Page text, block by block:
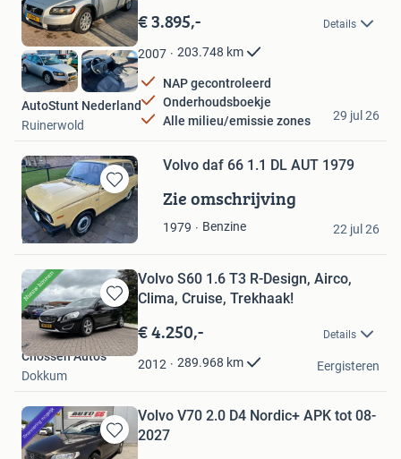
in
Mijn
Favorieten
€ 3.895,- Details
2007 203.748 km
NAP gecontroleerd
Onderhoudsboekje
Alle milieu/emissie zones
AutoStunt Nederland
Ruinerwold
29 jul 26
Bewaren
in
Mijn
Favorieten
Volvo daf 66 1.1 DL AUT 1979
Zie omschrijving
1979 Benzine
Corjan
Beek en Donk
22 jul 26
Bewaren
in
Mijn
Favorieten
Volvo S60 1.6 T3 R-Design, Airco,
Clima, Cruise, Trekhaak!
€ 4.250,- Details
2012 289.968 km
Cnossen Auto's
Dokkum
Eergisteren
Bewaren
Volvo V70 2.0 D4 Nordic+ APK tot 08-
2027